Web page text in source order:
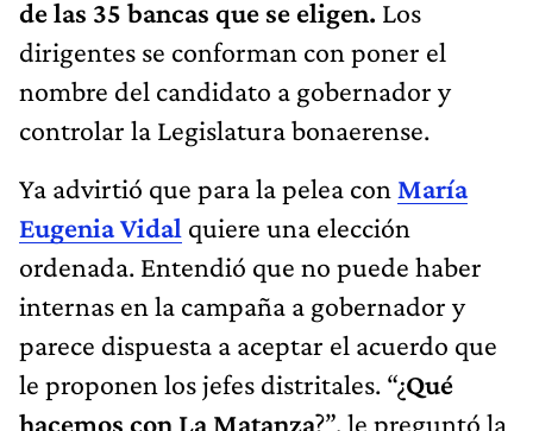
de las 35 bancas que se eligen. Los
dirigentes se conforman con poner el
nombre del candidato a gobernador y
controlar la Legislatura bonaerense.
Ya advirtió que para la pelea con María
Eugenia Vidal quiere una elección
ordenada. Entendió que no puede haber
internas en la campaña a gobernador y
parece dispuesta a aceptar el acuerdo que
le proponen los jefes distritales. “¿Qué
hacemos con La Matanza?”, le preguntó la